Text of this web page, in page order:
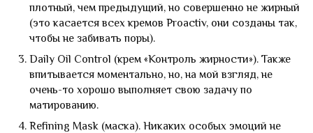
плотный, чем предыдущий, но совершенно не жирный
(это касается всех кремов Proactiv, они созданы так,
чтобы не забивать поры).
Daily Oil Control (крем «Контроль жирности»). Также
впитывается моментально, но, на мой взгляд, не
очень-то хорошо выполняет свою задачу по
матированию.
Refining Mask (маска). Никаких особых эмоций не